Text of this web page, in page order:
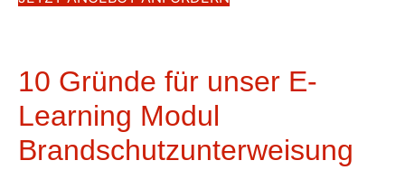
10 Gründe für unser E-
Learning Modul
Brandschutzunterweisung